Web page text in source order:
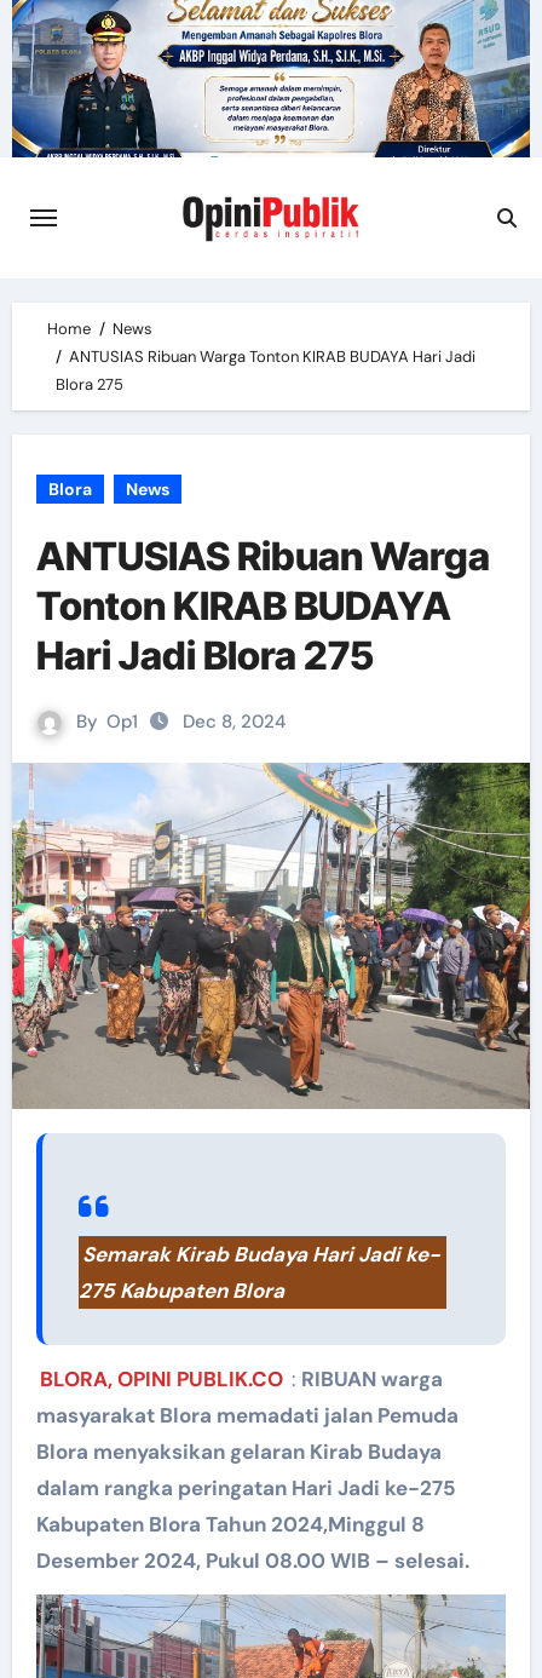
Skip
to
content
Home
News
ANTUSIAS Ribuan Warga Tonton KIRAB BUDAYA Hari Jadi
Blora 275
Blora News
ANTUSIAS Ribuan Warga
Tonton KIRAB BUDAYA
Hari Jadi Blora 275
By Op1 Dec 8, 2024
Semarak Kirab Budaya Hari Jadi ke-
275 Kabupaten Blora
BLORA, OPINI PUBLIK.CO : RIBUAN warga
masyarakat Blora memadati jalan Pemuda
Blora menyaksikan gelaran Kirab Budaya
dalam rangka peringatan Hari Jadi ke-275
Kabupaten Blora Tahun 2024,Minggul 8
Desember 2024, Pukul 08.00 WIB – selesai.